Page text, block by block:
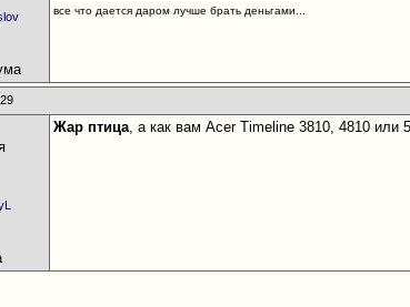
все что дается даром лучше брать деньгами...
Жар птица, а как вам Acer Timeline 3810, 4810 или